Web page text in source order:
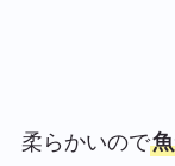
柔らかいので